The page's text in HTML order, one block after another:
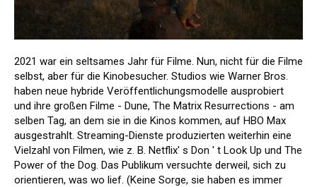
2021 war ein seltsames Jahr für Filme. Nun, nicht für die Filme
selbst, aber für die Kinobesucher. Studios wie Warner Bros.
haben neue hybride Veröffentlichungsmodelle ausprobiert
und ihre großen Filme - Dune, The Matrix Resurrections - am
selben Tag, an dem sie in die Kinos kommen, auf HBO Max
ausgestrahlt. Streaming-Dienste produzierten weiterhin eine
Vielzahl von Filmen, wie z. B. Netflix' s Don ' t Look Up und The
Power of the Dog. Das Publikum versuchte derweil, sich zu
orientieren, was wo lief. (Keine Sorge, sie haben es immer